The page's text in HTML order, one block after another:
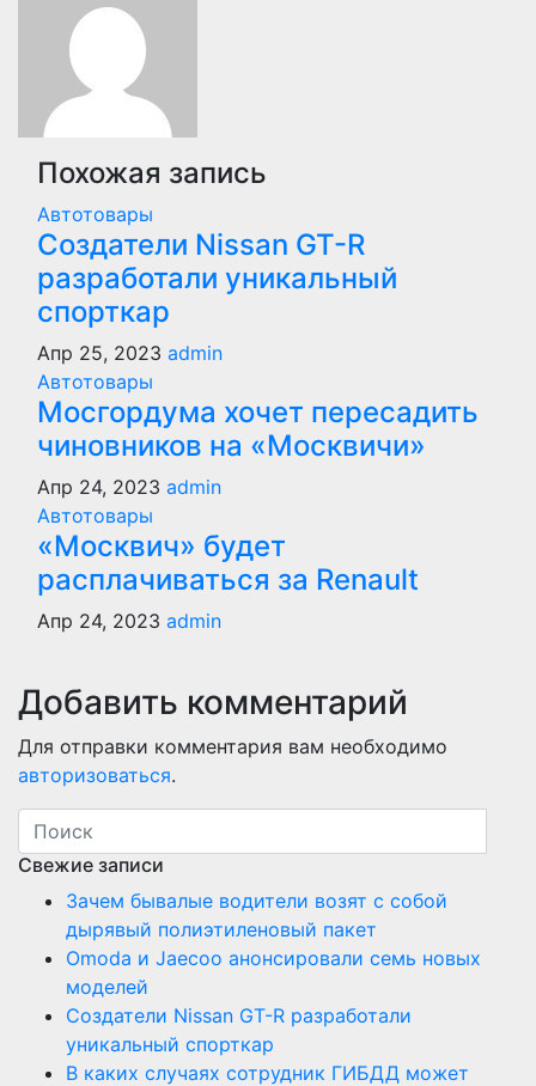
записям
Похожая запись
Автотовары
Создатели Nissan GT-R
разработали уникальный
спорткар
Апр 25, 2023 admin
Автотовары
Мосгордума хочет пересадить
чиновников на «Москвичи»
Апр 24, 2023 admin
Автотовары
«Москвич» будет
расплачиваться за Renault
Апр 24, 2023 admin
Добавить комментарий
Для отправки комментария вам необходимо
авторизоваться.
Свежие записи
Зачем бывалые водители возят с собой
дырявый полиэтиленовый пакет
Оmoda и Jaecoo анонсировали семь новых
моделей
Создатели Nissan GT-R разработали
уникальный спорткар
В каких случаях сотрудник ГИБДД может